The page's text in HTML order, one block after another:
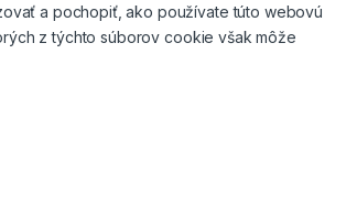
a pochopiť, ako používate túto webovú
z týchto súborov cookie však môže